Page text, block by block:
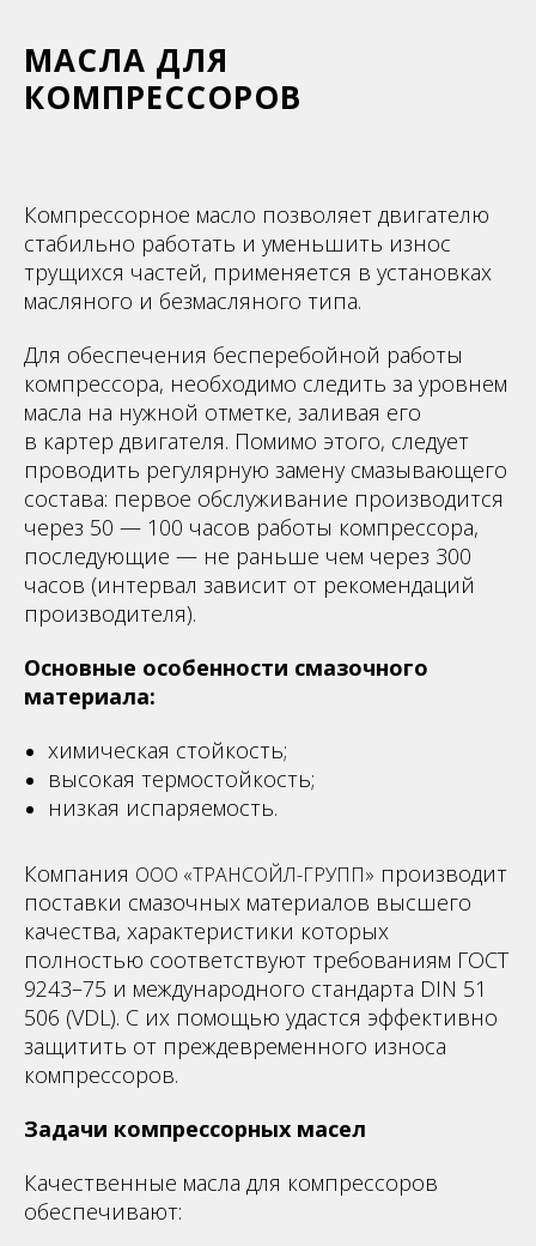
МАСЛА ДЛЯ
КОМПРЕССОРОВ
Компрессорное масло позволяет двигателю
стабильно работать и уменьшить износ
трущихся частей, применяется в установках
масляного и безмасляного типа.
Для обеспечения бесперебойной работы
компрессора, необходимо следить за уровнем
масла на нужной отметке, заливая его
в картер двигателя. Помимо этого, следует
проводить регулярную замену смазывающего
состава: первое обслуживание производится
через 50 — 100 часов работы компрессора,
последующие — не раньше чем через 300
часов (интервал зависит от рекомендаций
производителя).
Основные особенности смазочного
материала:
химическая стойкость;
высокая термостойкость;
низкая испаряемость.
Компания ООО « ТРАНСОЙЛ-ГРУПП» производит
поставки смазочных материалов высшего
качества, характеристики которых
полностью соответствуют требованиям ГОСТ
9243–75 и международного стандарта DIN 51
506 (VDL). С их помощью удастся эффективно
защитить от преждевременного износа
компрессоров.
Задачи компрессорных масел
Качественные масла для компрессоров
обеспечивают: